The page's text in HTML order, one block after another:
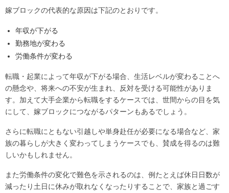
嫁ブロックの代表的な原因は下記のとおりです。
年収が下がる
勤務地が変わる
労働条件が変わる
転職・起業によって年収が下がる場合、生活レベルが変わることへ
の懸念や、将来への不安が生まれ、反対を受ける可能性がありま
す。加えて大手企業から転職をするケースでは、世間からの目を気
にして、嫁ブロックにつながるパターンもあるでしょう。
さらに転職にともない引越しや単身赴任が必要になる場合など、家
族の暮らしが大きく変わってしまうケースでも、賛成を得るのは難
しいかもしれません。
また労働条件の変化で難色を示されるのは、例たとえば休日日数が
減ったり土日に休みが取れなくなったりすることで、家族と過ごす